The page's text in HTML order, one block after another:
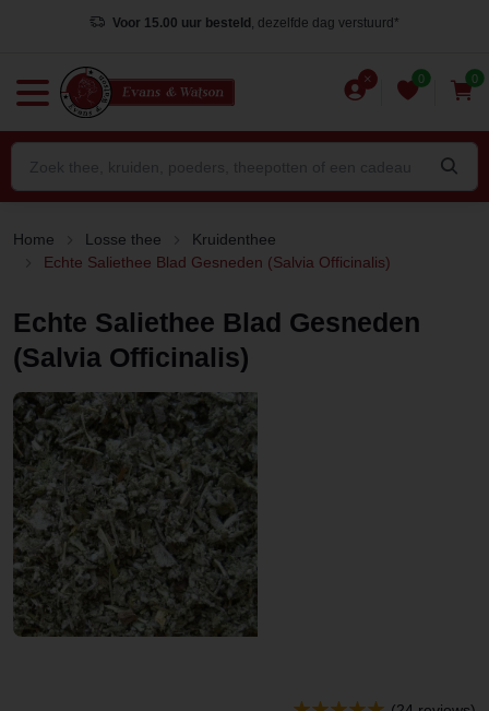
Voor 15.00 uur besteld , dezelfde dag verstuurd*
0 0
Home Losse thee
Kruidenthee
Echte Saliethee Blad Gesneden (Salvia Officinalis)
Echte Saliethee Blad Gesneden
(Salvia Officinalis)